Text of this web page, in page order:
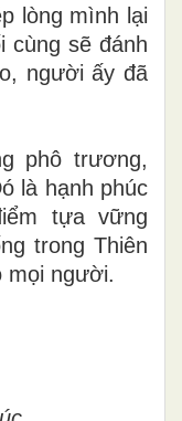
lòng mình lại
cùng sẽ đánh
người ấy đã
phô trương,
là hạnh phúc
tựa vững
trong Thiên
mọi người.